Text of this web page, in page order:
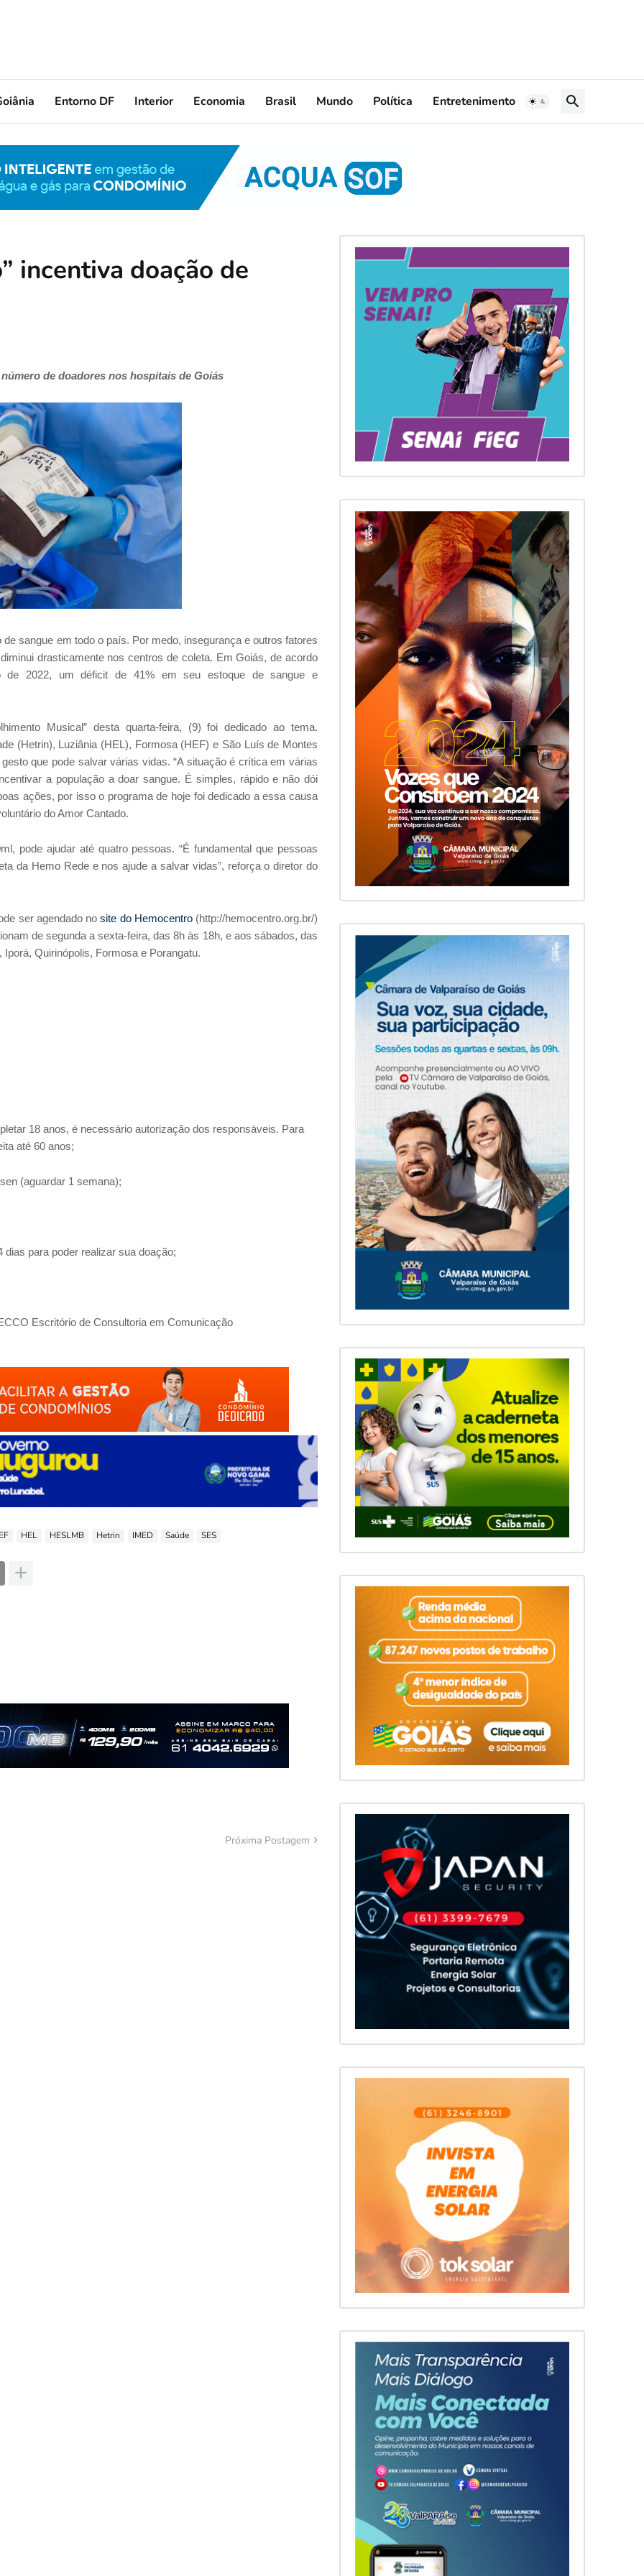
Entorno DF Interior Economia Brasil Mundo Política Entretenimento
incentiva doação de
de doadores nos hospitais de Goiás
sangue em todo o país. Por medo, insegurança e outros fatores
drasticamente nos centros de coleta. Em Goiás, de acordo
2022, um déficit de 41% em seu estoque de sangue e
Musical” desta quarta-feira, (9) foi dedicado ao tema.
(Hetrin), Luziânia (HEL), Formosa (HEF) e São Luís de Montes
que pode salvar várias vidas. “A situação é crítica em várias
a população a doar sangue. É simples, rápido e não dói
ações, por isso o programa de hoje foi dedicado a essa causa
do Amor Cantado.
pode ajudar até quatro pessoas. “É fundamental que pessoas
da Hemo Rede e nos ajude a salvar vidas”, reforça o diretor do
ser agendado nosite do Hemocentro(http://hemocentro.org.br/)
de segunda a sexta-feira, das 8h às 18h, e aos sábados, das
Quirinópolis, Formosa e Porangatu.
18 anos, é necessário autorização dos responsáveis. Para
até 60 anos;
(aguardar 1 semana);
para poder realizar sua doação;
Escritóriode Consultoria em Comunicação
HEL HESLMB Hetrin IMED Saúde SES
Próxima Postagem